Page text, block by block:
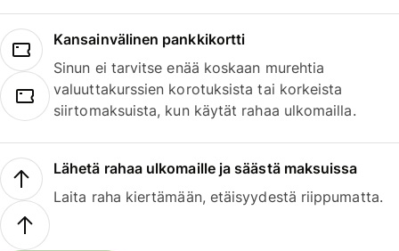
Kansainvälinen pankkikortti
Sinun ei tarvitse enää koskaan murehtia
valuuttakurssien korotuksista tai korkeista
siirtomaksuista, kun käytät rahaa ulkomailla.
Lähetä rahaa ulkomaille ja säästä maksuissa
Laita raha kiertämään, etäisyydestä riippumatta.